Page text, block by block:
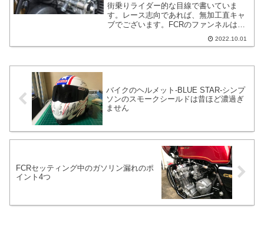
街乗りライダー的な目線で書いていま
す。レース志向であれば、無加工直キャ
ブでございます。FCRのファンネルは
ている方も多々います。ファンネルの事
だと思います。
2022.10.01
バイクのヘルメット-BLUE STAR-シンプ
ソンのスモークシールドは昔ほど濃過ぎ
ません
FCRセッティング中のガソリン漏れのポ
イント4つ